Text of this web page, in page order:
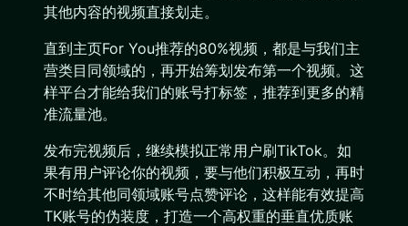
其他内容的视频直接划走。
直到主页For You推荐的80%视频，都是与我们主
营类目同领域的，再开始筹划发布第一个视频。这
样平台才能给我们的账号打标签，推荐到更多的精
准流量池。
发布完视频后，继续模拟正常用户刷TikTok。如
果有用户评论你的视频，要与他们积极互动，再时
不时给其他同领域账号点赞评论，这样能有效提高
TK账号的伪装度，打造一个高权重的垂直优质账